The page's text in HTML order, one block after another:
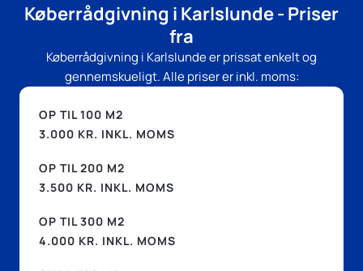
Køberrådgivning i Karlslunde - Priser
fra
Køberrådgivning i Karlslunde er prissat enkelt og
gennemskueligt. Alle priser er inkl. moms:
OP TIL 100 M2
3.000 KR. INKL. MOMS
OP TIL 200 M2
3.500 KR. INKL. MOMS
OP TIL 300 M2
4.000 KR. INKL. MOMS